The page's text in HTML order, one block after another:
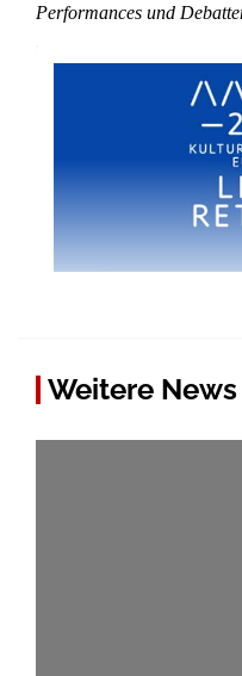
Performances und
Weitere News